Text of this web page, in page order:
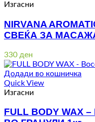
Изгасни
NIRVANA
СВЕЌА ЗА
330 ден
Додади во кошничка
Quick View
Изгасни
FULL BODY